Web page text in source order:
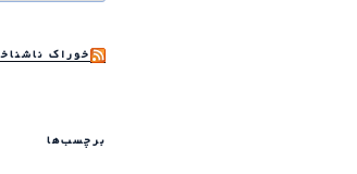
خوراک
برچسب‌ها